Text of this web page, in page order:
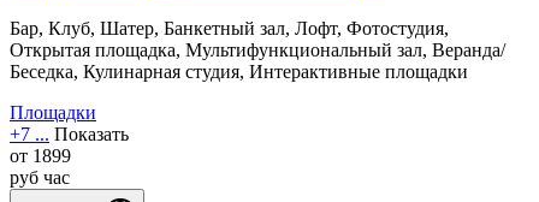
Бар, Клуб, Шатер, Банкетный зал, Лофт, Фотостудия,
Открытая площадка, Мультифункциональный зал, Веранда/
Беседка, Кулинарная студия, Интерактивные площадки
Площадки
+7 ... Показать
от 1899
руб час